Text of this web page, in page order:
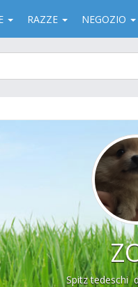
RAZZE NEGOZIO
Spitz tedeschi